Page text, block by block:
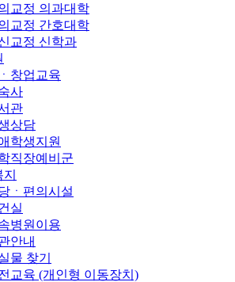
교정 의과대학
교정 간호대학
교정 신학과
창업교육
사
관
상담
학생지원
직장예비군
ㆍ편의시설
실
병원이용
안내
물 찾기
교육 (개인형 이동장치)